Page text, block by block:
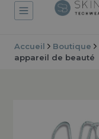
Accueil Boutique
appareil de beauté